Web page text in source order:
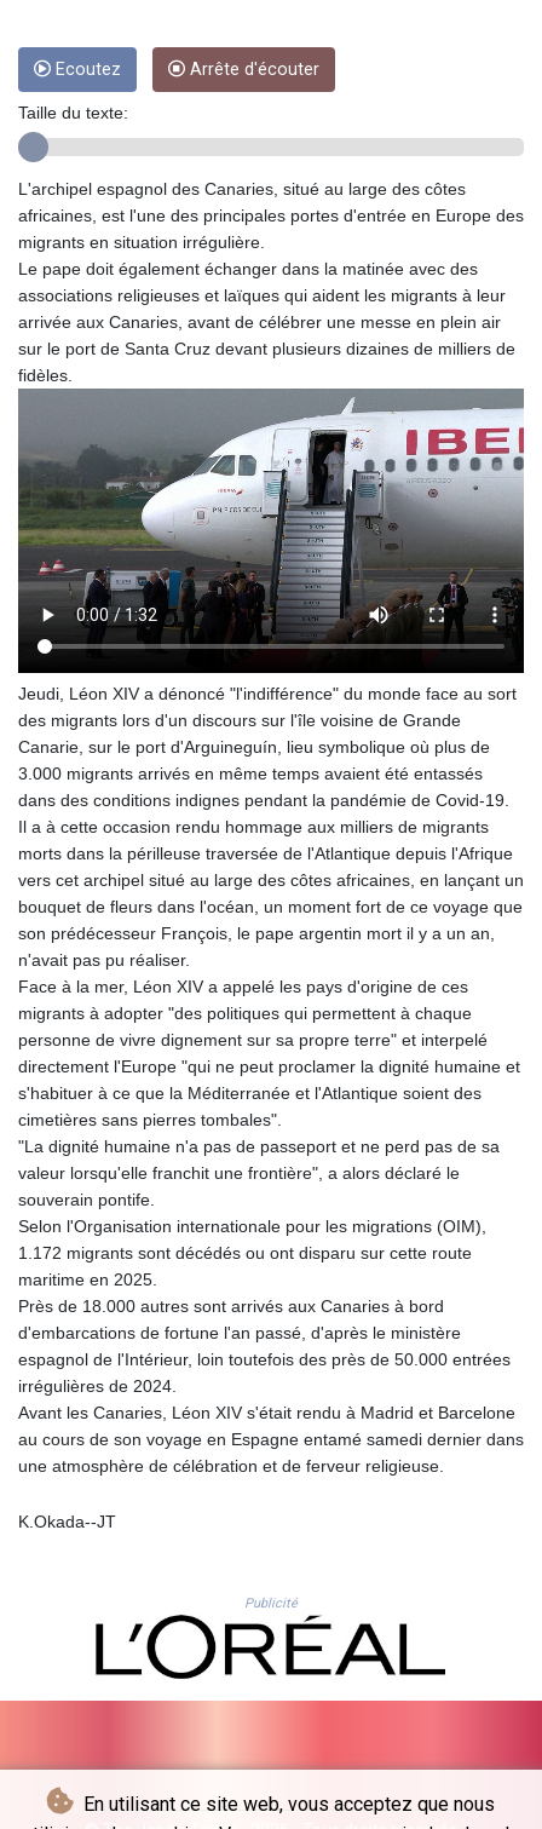
En utilisant ce site web, vous acceptez que nous
GEL 3.017966
GHS 13.596606
GIP 0.859288
GNF
10145.090599
GTQ 8.820142
GYD 241.849406
HNL 31.077375
HRK 7.536622
HTG 151.150865
HUF 363.096405
20580.370421
ILS 3.468234
IMP 0.859288
INR 109.992259
IQD
1515.115748
IRR
1590322.371805
ISK 142.598215
JEP 0.859288
JMD 183.583315
JOD 0.819746
JPY 182.445186
KES 148.887592
KGS 101.104505
KHR
KMF 492.514185
KRW
1627.712241
KWD 0.356853
KYD 0.963346
LAK
26108.437325
103531.946431
LKR 387.745291
LSL 18.648909
LTL 3.413768
LVL 0.699335
MAD 10.757887
MDL 20.102303
MGA
4157.510076
MWK
MXN 19.811776
Ecoutez Arrête d'écouter
Taille du texte:
L'archipel espagnol des Canaries, situé au large des côtes
africaines, est l'une des principales portes d'entrée en Europe des
migrants en situation irrégulière.
Le pape doit également échanger dans la matinée avec des
associations religieuses et laïques qui aident les migrants à leur
arrivée aux Canaries, avant de célébrer une messe en plein air
sur le port de Santa Cruz devant plusieurs dizaines de milliers de
fidèles.
Jeudi, Léon XIV a dénoncé "l'indifférence" du monde face au sort
des migrants lors d'un discours sur l'île voisine de Grande
Canarie, sur le port d'Arguineguín, lieu symbolique où plus de
3.000 migrants arrivés en même temps avaient été entassés
dans des conditions indignes pendant la pandémie de Covid-19.
Il a à cette occasion rendu hommage aux milliers de migrants
morts dans la périlleuse traversée de l'Atlantique depuis l'Afrique
vers cet archipel situé au large des côtes africaines, en lançant un
bouquet de fleurs dans l'océan, un moment fort de ce voyage que
son prédécesseur François, le pape argentin mort il y a un an,
n'avait pas pu réaliser.
Face à la mer, Léon XIV a appelé les pays d'origine de ces
migrants à adopter "des politiques qui permettent à chaque
personne de vivre dignement sur sa propre terre" et interpelé
directement l'Europe "qui ne peut proclamer la dignité humaine et
s'habituer à ce que la Méditerranée et l'Atlantique soient des
cimetières sans pierres tombales".
"La dignité humaine n'a pas de passeport et ne perd pas de sa
valeur lorsqu'elle franchit une frontière", a alors déclaré le
souverain pontife.
Selon l'Organisation internationale pour les migrations (OIM),
1.172 migrants sont décédés ou ont disparu sur cette route
maritime en 2025.
Près de 18.000 autres sont arrivés aux Canaries à bord
d'embarcations de fortune l'an passé, d'après le ministère
espagnol de l'Intérieur, loin toutefois des près de 50.000 entrées
irrégulières de 2024.
Avant les Canaries, Léon XIV s'était rendu à Madrid et Barcelone
au cours de son voyage en Espagne entamé samedi dernier dans
une atmosphère de célébration et de ferveur religieuse.
K.Okada--JT
Publicité